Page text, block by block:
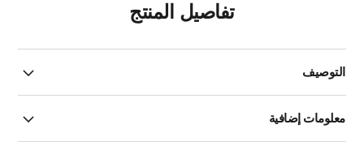
تفاصيل المنتج
التوصيف
معلومات إضافية